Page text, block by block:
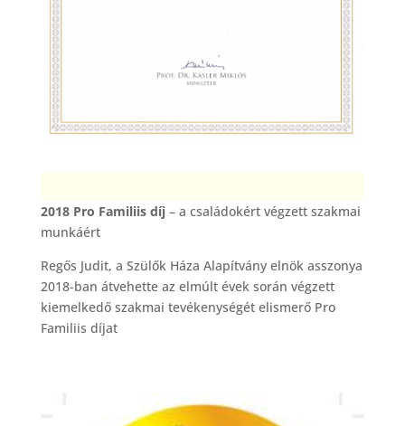
2018 Pro Familiis díj – a családokért végzett szakmai
munkáért
Regős Judit, a Szülők Háza Alapítvány elnök asszonya
2018-ban átvehette az elmúlt évek során végzett
kiemelkedő szakmai tevékenységét elismerő Pro
Familiis díjat